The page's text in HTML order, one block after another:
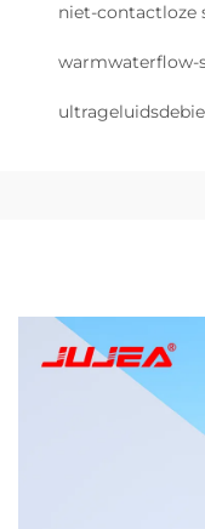
niet-contactloze
warmwaterflow-